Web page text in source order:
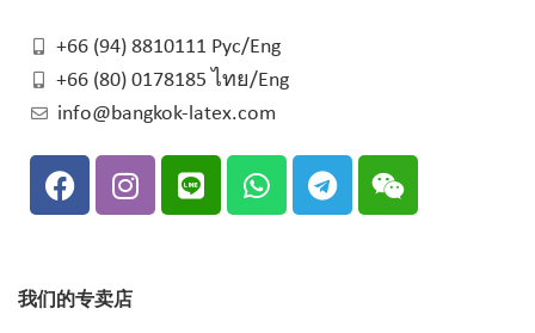
+66 (94) 8810111 Рус/Eng
+66 (80) 0178185 ไทย/Eng
info@bangkok-latex.com
我们的专卖店